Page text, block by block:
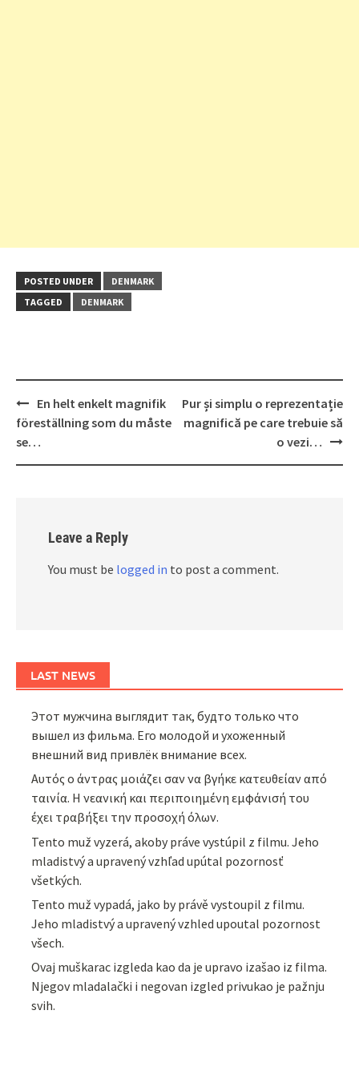
POSTED UNDER
DENMARK
TAGGED
DENMARK
Post
navigation
En helt enkelt magnifik
föreställning som du måste
se…
Pur și simplu o reprezentație
magnifică pe care trebuie să
o vezi…
Leave a Reply
You must be logged in to post a comment.
LAST NEWS
Этот мужчина выглядит так, будто только что
вышел из фильма. Его молодой и ухоженный
внешний вид привлёк внимание всех.
Αυτός ο άντρας μοιάζει σαν να βγήκε κατευθείαν από
ταινία. Η νεανική και περιποιημένη εμφάνισή του
έχει τραβήξει την προσοχή όλων.
Tento muž vyzerá, akoby práve vystúpil z filmu. Jeho
mladistvý a upravený vzhľad upútal pozornosť
všetkých.
Tento muž vypadá, jako by právě vystoupil z filmu.
Jeho mladistvý a upravený vzhled upoutal pozornost
všech.
Ovaj muškarac izgleda kao da je upravo izašao iz filma.
Njegov mladalački i negovan izgled privukao je pažnju
svih.